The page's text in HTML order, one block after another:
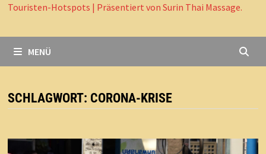
Touristen-Hotspots | Präsentiert von Surin Thai Massage.
MENÜ
SCHLAGWORT: CORONA-KRISE